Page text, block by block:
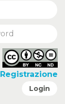
Registrazione
Login